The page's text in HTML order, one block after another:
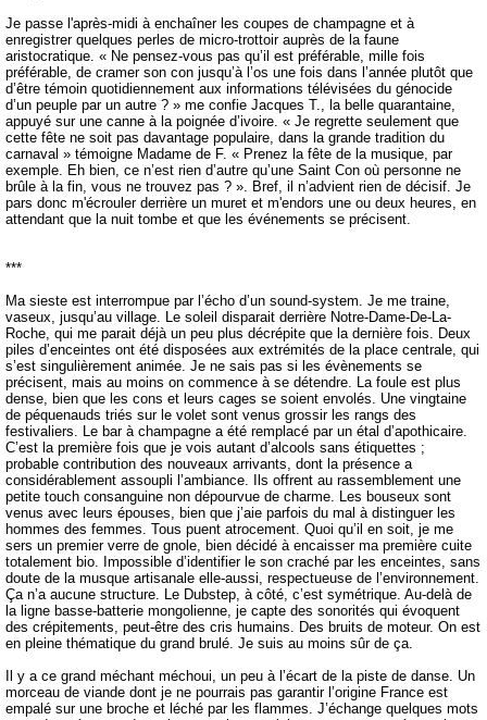
Je passe l'après-midi à enchaîner les coupes de champagne et à
enregistrer quelques perles de micro-trottoir auprès de la faune
aristocratique. « Ne pensez-vous pas qu’il est préférable, mille fois
préférable, de cramer son con jusqu’à l’os une fois dans l’année plutôt que
d’être témoin quotidiennement aux informations télévisées du génocide
d’un peuple par un autre ? » me confie Jacques T., la belle quarantaine,
appuyé sur une canne à la poignée d’ivoire. « Je regrette seulement que
cette fête ne soit pas davantage populaire, dans la grande tradition du
carnaval » témoigne Madame de F. « Prenez la fête de la musique, par
exemple. Eh bien, ce n’est rien d’autre qu’une Saint Con où personne ne
brûle à la fin, vous ne trouvez pas ? ». Bref, il n’advient rien de décisif. Je
pars donc m'écrouler derrière un muret et m'endors une ou deux heures, en
attendant que la nuit tombe et que les événements se précisent.
***
Ma sieste est interrompue par l’écho d’un sound-system. Je me traine,
vaseux, jusqu’au village. Le soleil disparait derrière Notre-Dame-De-La-
Roche, qui me parait déjà un peu plus décrépite que la dernière fois. Deux
piles d’enceintes ont été disposées aux extrémités de la place centrale, qui
s’est singulièrement animée. Je ne sais pas si les évènements se
précisent, mais au moins on commence à se détendre. La foule est plus
dense, bien que les cons et leurs cages se soient envolés. Une vingtaine
de péquenauds triés sur le volet sont venus grossir les rangs des
festivaliers. Le bar à champagne a été remplacé par un étal d’apothicaire.
C’est la première fois que je vois autant d’alcools sans étiquettes ;
probable contribution des nouveaux arrivants, dont la présence a
considérablement assoupli l’ambiance. Ils offrent au rassemblement une
petite touch consanguine non dépourvue de charme. Les bouseux sont
venus avec leurs épouses, bien que j’aie parfois du mal à distinguer les
hommes des femmes. Tous puent atrocement. Quoi qu’il en soit, je me
sers un premier verre de gnole, bien décidé à encaisser ma première cuite
totalement bio. Impossible d’identifier le son craché par les enceintes, sans
doute de la musque artisanale elle-aussi, respectueuse de l’environnement.
Ça n’a aucune structure. Le Dubstep, à côté, c’est symétrique. Au-delà de
la ligne basse-batterie mongolienne, je capte des sonorités qui évoquent
des crépitements, peut-être des cris humains. Des bruits de moteur. On est
en pleine thématique du grand brulé. Je suis au moins sûr de ça.
Il y a ce grand méchant méchoui, un peu à l’écart de la piste de danse. Un
morceau de viande dont je ne pourrais pas garantir l’origine France est
empalé sur une broche et léché par les flammes. J’échange quelques mots